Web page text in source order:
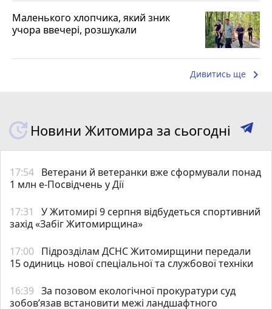
Маленького хлопчика, який зник
учора ввечері, розшукали
Дивитись ще keyboard_arrow_right
Новини Житомира за сьогодні
17:54 Ветерани й ветеранки вже сформували понад
1 млн е-Посвідчень у Дії
17:31
У Житомирі 9 серпня відбудеться спортивний
захід «Забіг Житомирщина»
17:00 Підрозділам ДСНС Житомирщини передали
15 одиниць нової спеціальної та службової техніки
16:39 За позовом екологічної прокуратури суд
зобов’язав встановити межі ландшафтного